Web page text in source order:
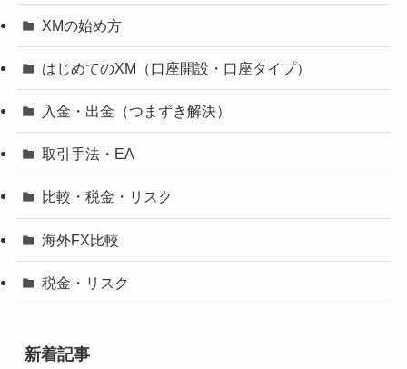
XMの始め方
はじめてのXM（口座開設・口座タイプ）
入金・出金（つまずき解決）
取引手法・EA
比較・税金・リスク
海外FX比較
税金・リスク
新着記事